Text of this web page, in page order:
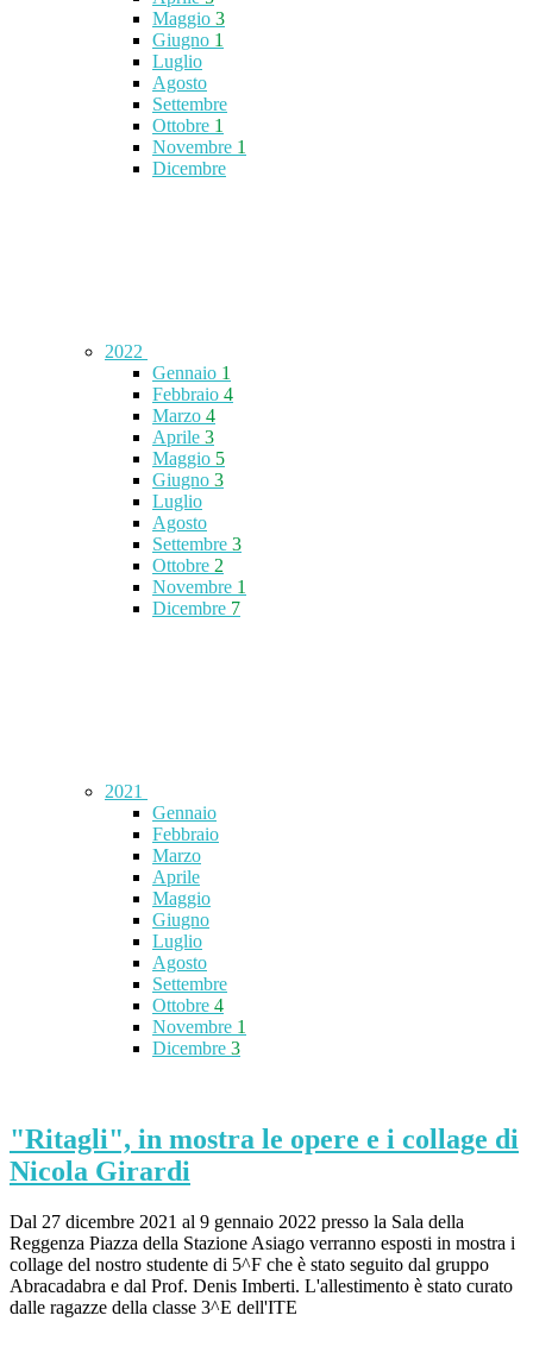
Maggio 3
Giugno 1
Luglio
Agosto
Settembre
Ottobre 1
Novembre 1
Dicembre
2022
Gennaio 1
Febbraio 4
Marzo 4
Aprile 3
Maggio 5
Giugno 3
Luglio
Agosto
Settembre 3
Ottobre 2
Novembre 1
Dicembre 7
2021
Gennaio
Febbraio
Marzo
Aprile
Maggio
Giugno
Luglio
Agosto
Settembre
Ottobre 4
Novembre 1
Dicembre 3
"Ritagli", in mostra le opere e i collage di
Nicola Girardi
Dal 27 dicembre 2021 al 9 gennaio 2022 presso la Sala della
Reggenza Piazza della Stazione Asiago verranno esposti in mostra i
collage del nostro studente di 5^F che è stato seguito dal gruppo
Abracadabra e dal Prof. Denis Imberti. L'allestimento è stato curato
dalle ragazze della classe 3^E dell'ITE